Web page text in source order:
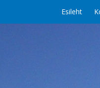
Esileht